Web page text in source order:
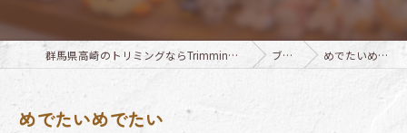
群馬県高崎のトリミングならTrimming Salon E-basho ブログ めでたいめでたい
めでたいめでたい